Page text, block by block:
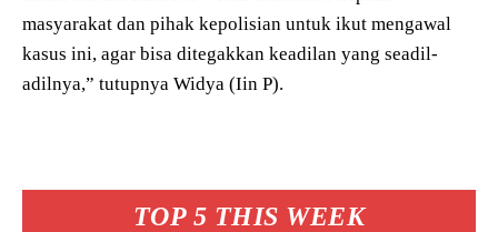
TOP 5 THIS WEEK
masyarakat dan pihak kepolisian untuk ikut mengawal
kasus ini, agar bisa ditegakkan keadilan yang seadil-
adilnya,” tutupnya Widya (Iin P).